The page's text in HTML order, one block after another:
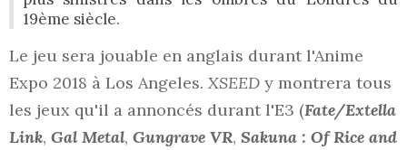
19ème siècle.
Le jeu sera jouable en anglais durant l'Anime
Expo 2018 à Los Angeles. XSEED y montrera tous
les jeux qu'il a annoncés durant l'E3 (Fate/Extella
Link, Gal Metal, Gungrave VR, Sakuna : Of Rice and